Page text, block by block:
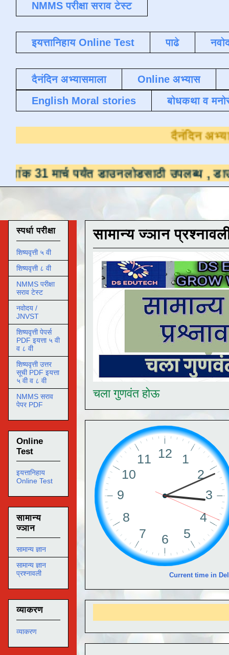
NMMS परीक्षा सराव टेस्ट
इयत्तानिहाय Online Test पाढे
दैनंदिन अभ्यासमाला
Online अभ्यास
English Moral stories
बोधकथा व
पर्यंत डाउनलोडसाठी उपलब्ध , डाउनलोड
सामान्य ज्ञान
चला गुणवंत होऊ
Current time in
स्पर्धा परीक्षा
शिष्यवृत्ती ५ वी
शिष्यवृत्ती ८ वी
NMMS परीक्षा
सराव टेस्ट
नवोदय /
JNVST
शिष्यवृत्ती पेपर्स
PDF इयत्ता ५ वी
व ८ वी
शिष्यवृत्ती उत्तर
सूची PDF इयत्ता
५ वी व ८ वी
NMMS सराव
पेपर PDF
Online
Test
इयत्तानिहाय
Online Test
सामान्य
ज्ञान
सामान्य ज्ञान
सामान्य ज्ञान
प्रश्नावली
व्याकरण
व्याकरण